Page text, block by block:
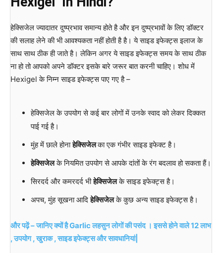
हेक्सिजेल ज्यादातर दुष्प्रभाव समान्य होते है और इन दुष्प्रभावों के लिए डॉक्टर
की सलाह लेने की भी आवश्यकता नहीं होती है है। ये साइड इफेक्ट्स इलाज के
साथ साथ ठीक ही जाते है। लेकिन अगर ये साइड इफेक्ट्स समय के साथ ठीक
ना हो तो आपको अपने डॉक्टर इसके बारे जरूर बात करनी चाहिए। शोध में
Hexigel के निम्न साइड इफेक्ट्स पाए गए है –
हेक्सिजेल के उपयोग से कई बार लोगों में उनके स्वाद को लेकर दिक्कत
पाई गई है।
मुंह में छाले होनाहेक्सिजेलका एक गंभीर साइड इफेक्ट है।
हेक्सिजेलके नियमित उपयोग से आपके दांतों के रंग बदलाव हो सकता हैं।
सिरदर्द और कमरदर्द भीहेक्सिजेलके साइड इफेक्ट्स है।
अपच, मुंह सूखना आदिहेक्सिजेलके कुछ अन्य साइड इफेक्ट्स है।
और पढ़ें – जानिए क्यों है Garlic लहसुन लोगों की पसंद । इससे होने वाले 12 लाभ
, उपयोग , खुराक , साइड इफेक्ट्स और सावधानियां|